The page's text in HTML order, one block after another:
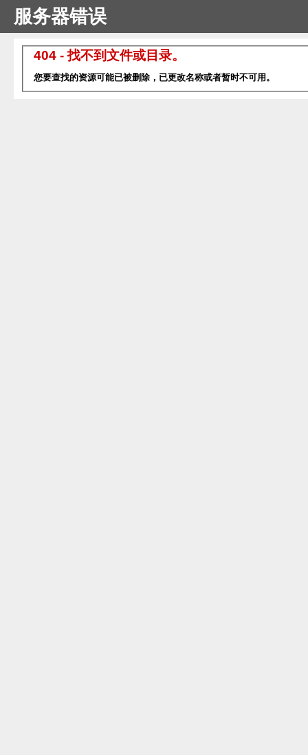
服务器错误
404 - 找不到文件或目录。
您要查找的资源可能已被删除，已更改名称或者暂时不可用。